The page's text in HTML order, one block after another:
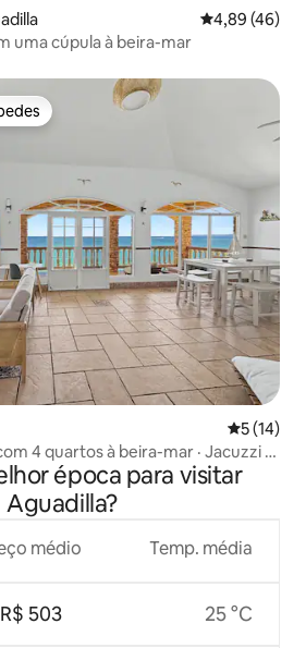
4,89 de uma
4,89 (46)
uma cúpula à beira-mar
dos hóspedes
5 de uma
5 (14)
4 quartos à beira-mar · Jacuzzi ·
época para visitar
Aguadilla?
médio
R$ 503
Temp. média
25 °C